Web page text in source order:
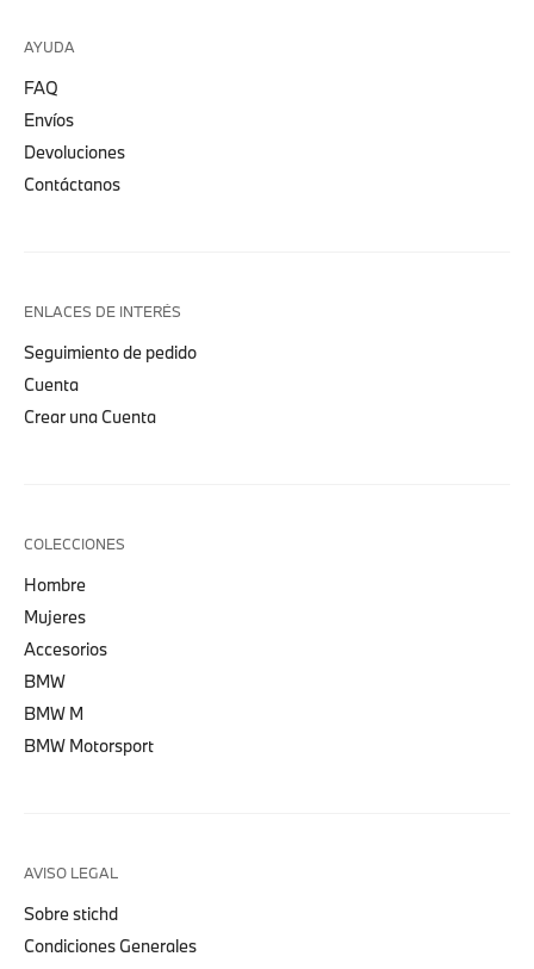
AYUDA
FAQ
Envíos
Devoluciones
Contáctanos
ENLACES DE INTERÉS
Seguimiento de pedido
Cuenta
Crear una Cuenta
COLECCIONES
Hombre
Mujeres
Accesorios
BMW
BMW M
BMW Motorsport
AVISO LEGAL
Sobre stichd
Condiciones Generales